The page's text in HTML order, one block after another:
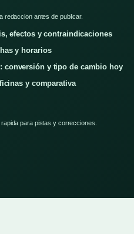
redaccion antes de publicar.
efectos y contraindicaciones
y horarios
conversión y tipo de cambio hoy
y comparativa
para pistas y correcciones.